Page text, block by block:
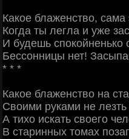
Какое блаженство, сама
Когда ты легла и уже
И будешь спокойненько
Бессонницы нет!
* * *
Какое блаженство на
Своими руками не лезть
А тихо искать своего
В старинных томах